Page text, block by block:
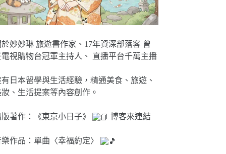
妙妙琳 旅遊書作家、17年資深部落客 曾
電視購物台冠軍主持人、 直播平台千萬主播
日本留學與生活經驗，精通美食、旅遊、
、生活提案等內容創作。
著作：《東京小日子》 博客來連結
作品：單曲〈幸福約定〉